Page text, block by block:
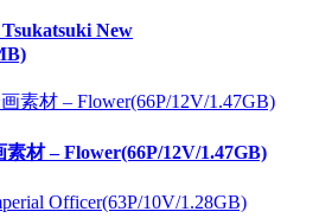
New
素材 – Flower(66P/12V/1.47GB)